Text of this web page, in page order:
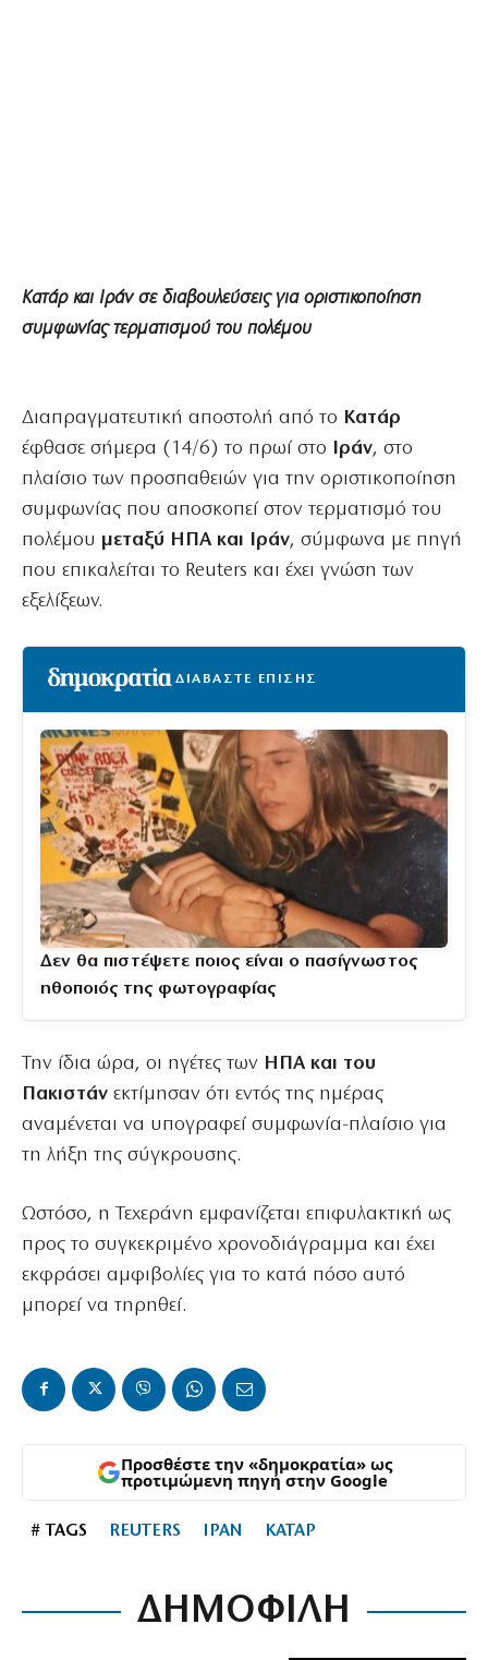
Κατάρ και Ιράν σε διαβουλεύσεις για οριστικοποίηση
συμφωνίας τερματισμού του πολέμου
Διαπραγματευτική αποστολή από το Κατάρ
έφθασε σήμερα (14/6) το πρωί στο
Ιράν, στο
πλαίσιο των προσπαθειών για την οριστικοποίηση
συμφωνίας που αποσκοπεί στον τερματισμό του
πολέμου μεταξύ ΗΠΑ και Ιράν, σύμφωνα με πηγή
που επικαλείται το Reuters και έχει γνώση των
εξελίξεων.
ΔΙΑΒΑΣΤΕ ΕΠΙΣΗΣ
Δεν θα πιστέψετε ποιος είναι ο πασίγνωστος
ηθοποιός της φωτογραφίας
Την ίδια ώρα, οι ηγέτες των ΗΠΑ και του
Πακιστάν εκτίμησαν ότι εντός της ημέρας
αναμένεται να υπογραφεί συμφωνία-πλαίσιο για
τη λήξη της σύγκρουσης.
Ωστόσο, η Τεχεράνη εμφανίζεται επιφυλακτική ως
προς το συγκεκριμένο χρονοδιάγραμμα και έχει
εκφράσει αμφιβολίες για το κατά πόσο αυτό
μπορεί να τηρηθεί.
Προσθέστε την «δημοκρατία» ως
προτιμώμενη πηγή στην Google
# TAGS REUTERS ΙΡΑΝ ΚΑΤΑΡ
ΔΗΜΟΦΙΛΗ